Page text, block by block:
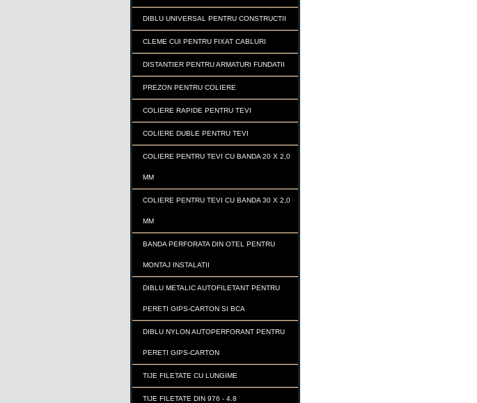
DIBLU UNIVERSAL PENTRU CONSTRUCTII
CLEME CUI PENTRU FIXAT CABLURI
DISTANTIER PENTRU ARMATURI FUNDATII
PREZON PENTRU COLIERE
COLIERE RAPIDE PENTRU TEVI
COLIERE DUBLE PENTRU TEVI
COLIERE PENTRU TEVI CU BANDA 20 X 2,0
MM
COLIERE PENTRU TEVI CU BANDA 30 X 2,0
MM
BANDA PERFORATA DIN OTEL PENTRU
MONTAJ INSTALATII
DIBLU METALIC AUTOFILETANT PENTRU
PERETI GIPS-CARTON SI BCA
DIBLU NYLON AUTOPERFORANT PENTRU
PERETI GIPS-CARTON
TIJE FILETATE CU LUNGIME
TIJE FILETATE DIN 976 - 4.8